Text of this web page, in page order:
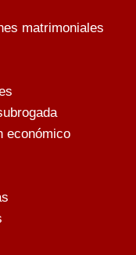
matrimoniales
económico